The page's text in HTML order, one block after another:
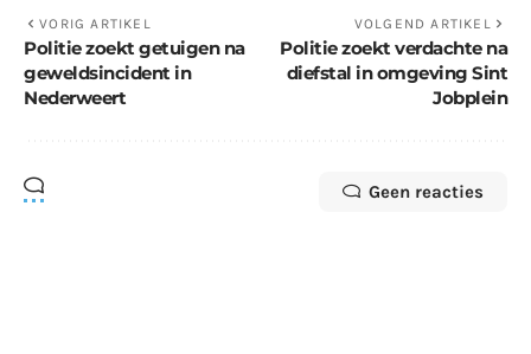
VORIG ARTIKEL
Politie zoekt getuigen na
geweldsincident in
Nederweert
VOLGEND ARTIKEL
Politie zoekt verdachte na
diefstal in omgeving Sint
Jobplein
Geen reacties